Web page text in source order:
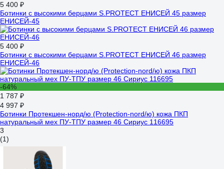
5 400 ₽
Ботинки с высокими берцами S.PROTECT ЕНИСЕЙ 45 размер
ЕНИСЕЙ-45
5 400 ₽
Ботинки с высокими берцами S.PROTECT ЕНИСЕЙ 46 размер
ЕНИСЕЙ-46
-64%
1 787 ₽
4 997 ₽
Ботинки Протекшен-норд/ю (Protection-nord/ю) кожа ПКП
натуральный мех ПУ-ТПУ размер 46 Сириус 116695
3
(1)